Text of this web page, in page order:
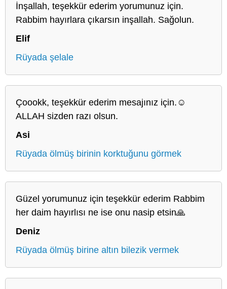
İnşallah, teşekkür ederim yorumunuz için.
Rabbim hayırlara çıkarsın inşallah. Sağolun.
Elif
Rüyada şelale
Çoookk, teşekkür ederim mesajınız için.☺️
ALLAH sizden razı olsun.
Asi
Rüyada ölmüş birinin korktuğunu görmek
Güzel yorumunuz için teşekkür ederim Rabbim
her daim hayırlısı ne ise onu nasip etsin🙏
Deniz
Rüyada ölmüş birine altın bilezik vermek